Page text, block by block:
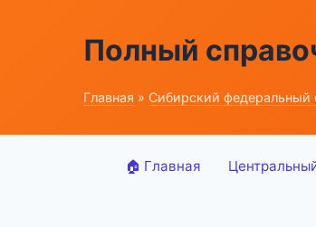
Полный
Главная » Сибирский федеральный
🏠 Главная